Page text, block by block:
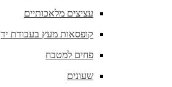
עציצים מלאכותיים
קופסאות מעץ בעבודת יד
פחים למטבח
שעונים